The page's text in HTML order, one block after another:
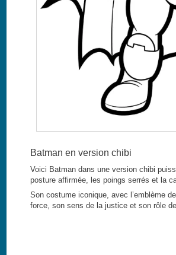
Batman en version chibi
Voici Batman dans une version chibi
posture affirmée, les poings serrés et la
Son costume iconique, avec l’emblème
force, son sens de la justice et son rôle